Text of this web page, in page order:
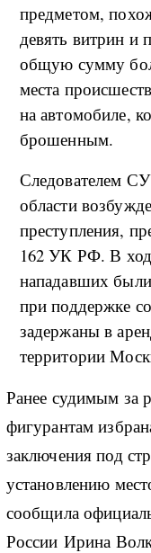
предметом,
девять витрин и
общую сумму
места
на автомобиле,
брошенным.
Следователем
области
преступления,
162 УК РФ. В
нападавших
при поддержке
задержаны в
территории
Ранее судимым за
фигурантам
заключения под
установлению
сообщила
России Ирина